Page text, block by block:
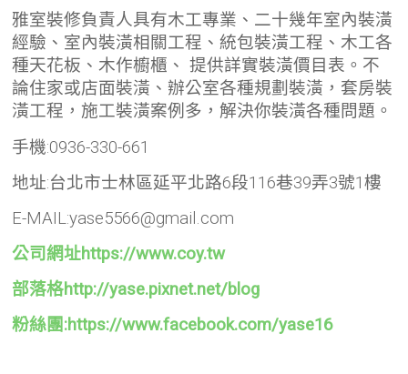
雅室裝修負責人具有木工專業、二十幾年室內裝潢
經驗、室內裝潢相關工程、統包裝潢工程、木工各
種天花板、木作櫥櫃、 提供詳實裝潢價目表。不
論住家或店面裝潢、辦公室各種規劃裝潢，套房裝
潢工程，施工裝潢案例多，解決你裝潢各種問題。
手機:0936-330-661
地址:台北市士林區延平北路6段116巷39弄3號1樓
E-MAIL:yase5566@gmail.com
公司網址https://www.coy.tw
部落格http://yase.pixnet.net/blog
粉絲團:https://www.facebook.com/yase16